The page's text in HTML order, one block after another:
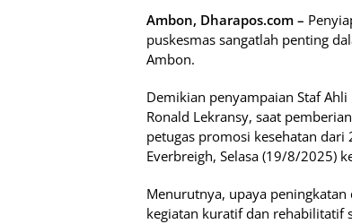
Ambon, Dharapos.com –
puskesmas sangatlah penting
Ambon.
Demikian penyampaian Staf
Ronald Lekransy, saat
petugas promosi kesehatan
Everbreigh, Selasa (19/8/2025)
Menurutnya, upaya
kegiatan kuratif dan rehabilitatif